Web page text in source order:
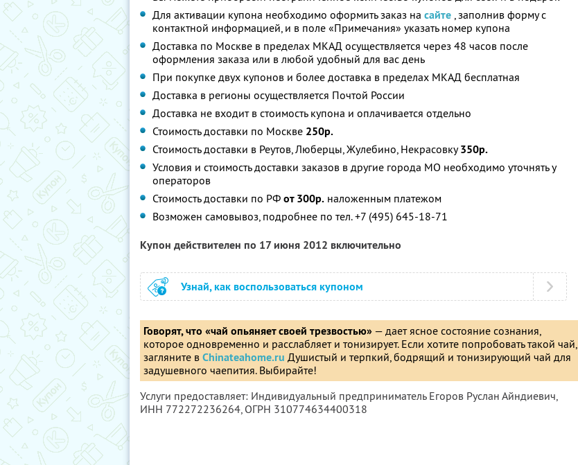
Для активации купона необходимо оформить заказ на сайте , заполнив форму с
контактной информацией, и в поле «Примечания» указать номер купона
Доставка по Москве в пределах МКАД осуществляется через 48 часов после
оформления заказа или в любой удобный для вас день
При покупке двух купонов и более доставка в пределах МКАД бесплатная
Доставка в регионы осуществляется Почтой России
Доставка не входит в стоимость купона и оплачивается отдельно
Стоимость доставки по Москве 250р.
Стоимость доставки в Реутов, Люберцы, Жулебино, Некрасовку350р.
Условия и стоимость доставки заказов в другие города МО необходимо уточнять у
операторов
Стоимость доставки по РФ от 300р. наложенным платежом
Возможен самовывоз, подробнее по тел. +7 (495) 645-18-71
Купон действителен по 17 июня 2012 включительно
Узнай, как воспользоваться купоном
Говорят, что «чай опьяняет своей трезвостью» — дает ясное состояние сознания,
которое одновременно и расслабляет и тонизирует. Если хотите попробовать такой чай,
загляните в Сhinateahome.ru Душистый и терпкий, бодрящий и тонизирующий чай для
задушевного чаепития. Выбирайте!
Услуги предоставляет: Индивидуальный предприниматель Егоров Руслан Айндиевич,
ИНН 772272236264, ОГРН 310774634400318